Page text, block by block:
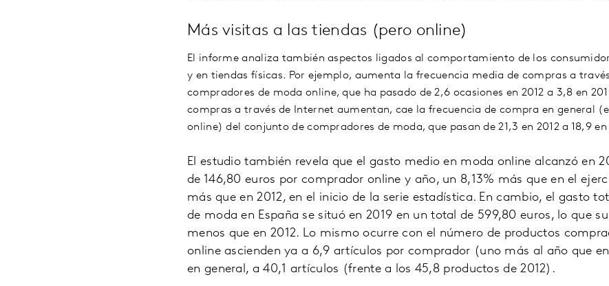
Más visitas a las tiendas (pero online)
El informe analiza también aspectos ligados al comportamiento de los
y en tiendas físicas. Por ejemplo, aumenta la frecuencia media de compras a
compradores de moda online, que ha pasado de 2,6 ocasiones en 2012 a 3,8 en
compras a través de Internet aumentan, cae la frecuencia de compra en general
online) del conjunto de compradores de moda, que pasan de 21,3 en 2012 a 18,9 en
El estudio también revela que el gasto medio en moda online alcanzó en
de 146,80 euros por comprador online y año, un 8,13% más que en el
más que en 2012, en el inicio de la serie estadística. En cambio, el gasto
de moda en España se situó en 2019 en un total de 599,80 euros, lo que
menos que en 2012. Lo mismo ocurre con el número de productos
online ascienden ya a 6,9 artículos por comprador (uno más al año que
en general, a 40,1 artículos (frente a los 45,8 productos de 2012).